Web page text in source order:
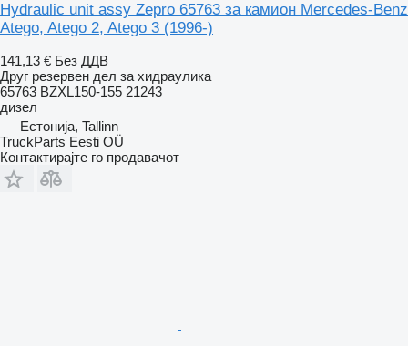
Hydraulic unit assy Zepro 65763 за камион Mercedes-Benz
Atego, Atego 2, Atego 3 (1996-)
141,13 € Без ДДВ
Друг резервен дел за хидраулика
65763 BZXL150-155 21243
дизел
Естонија, Tallinn
TruckParts Eesti OÜ
Контактирајте го продавачот